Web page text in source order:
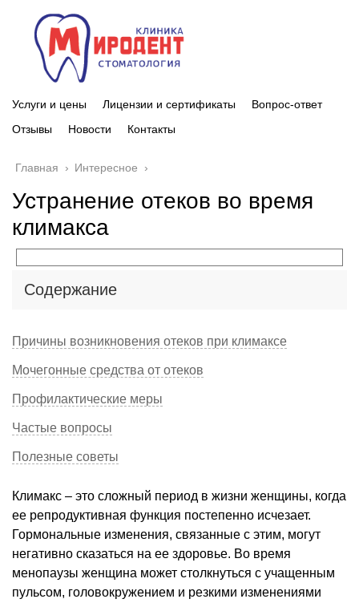
Услуги и цены Лицензии и сертификаты
Вопрос-ответ
Отзывы
Новости Контакты
Главная › Интересное ›
Устранение отеков во время
климакса
Содержание
Причины возникновения отеков при климаксе
Мочегонные средства от отеков
Профилактические меры
Частые вопросы
Полезные советы
Климакс – это сложный период в жизни женщины, когда
ее репродуктивная функция постепенно исчезает.
Гормональные изменения, связанные с этим, могут
негативно сказаться на ее здоровье. Во время
менопаузы женщина может столкнуться с учащенным
пульсом, головокружением и резкими изменениями